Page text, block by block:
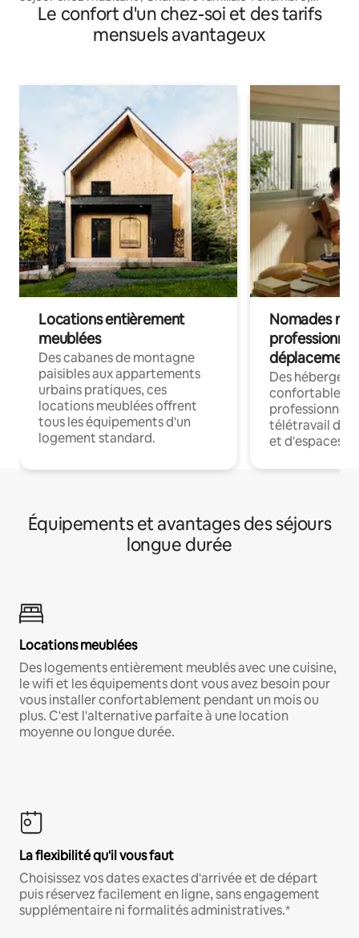
salon, cuisine, climatisation | Près de la statue de Bouddha
Le confort d'un chez-soi et des tarifs
mensuels avantageux
Locations entièrement
meublées
Des cabanes de montagne
paisibles aux appartements
urbains pratiques, ces
locations meublées offrent
tous les équipements d'un
logement standard.
Nomades
déplacement
Des
confortables
professionnels
télétravail
et d'espaces
Équipements et avantages des séjours
longue durée
Locations meublées
Des logements entièrement meublés avec une cuisine,
le wifi et les équipements dont vous avez besoin pour
vous installer confortablement pendant un mois ou
plus. C'est l'alternative parfaite à une location
moyenne ou longue durée.
La flexibilité qu'il vous faut
Choisissez vos dates exactes d'arrivée et de départ
puis réservez facilement en ligne, sans engagement
supplémentaire ni formalités administratives.*